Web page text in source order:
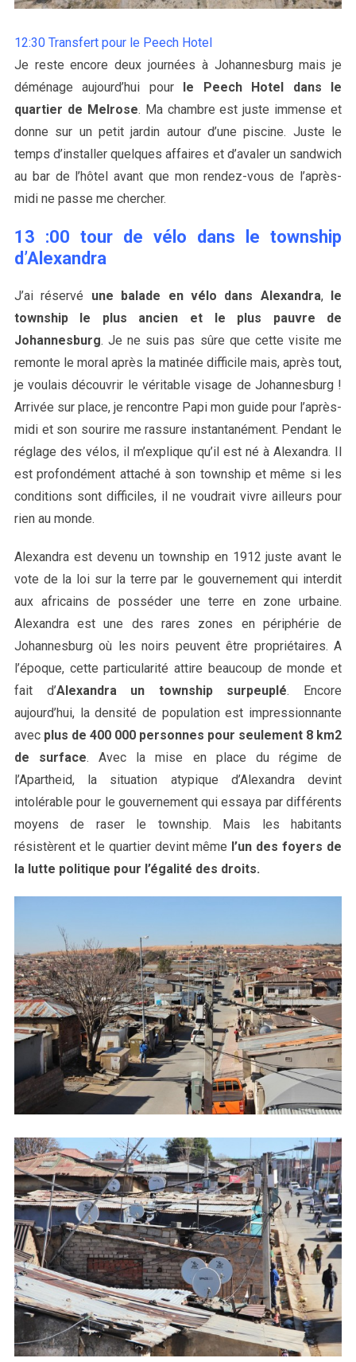
12:30 Transfert pour le Peech Hotel
Je reste encore deux journées à Johannesburg mais je
déménage aujourd’hui pour le Peech Hotel dans le
quartier de Melrose. Ma chambre est juste immense et
donne sur un petit jardin autour d’une piscine. Juste le
temps d’installer quelques affaires et d’avaler un sandwich
au bar de l’hôtel avant que mon rendez-vous de l’après-
midi ne passe me chercher.
13 :00 tour de vélo dans le township
d’Alexandra
J’ai réservé une balade en vélo dans Alexandra, le
township le plus ancien et le plus pauvre de
Johannesburg. Je ne suis pas sûre que cette visite me
remonte le moral après la matinée difficile mais, après tout,
je voulais découvrir le véritable visage de Johannesburg !
Arrivée sur place, je rencontre Papi mon guide pour l’après-
midi et son sourire me rassure instantanément. Pendant le
réglage des vélos, il m’explique qu’il est né à Alexandra. Il
est profondément attaché à son township et même si les
conditions sont difficiles, il ne voudrait vivre ailleurs pour
rien au monde.
Alexandra est devenu un township en 1912 juste avant le
vote de la loi sur la terre par le gouvernement qui interdit
aux africains de posséder une terre en zone urbaine.
Alexandra est une des rares zones en périphérie de
Johannesburg où les noirs peuvent être propriétaires. A
l’époque, cette particularité attire beaucoup de monde et
fait d’Alexandra un township surpeuplé. Encore
aujourd’hui, la densité de population est impressionnante
avec plus de 400 000 personnes pour seulement 8 km2
de surface. Avec la mise en place du régime de
l’Apartheid, la situation atypique d’Alexandra devint
intolérable pour le gouvernement qui essaya par différents
moyens de raser le township. Mais les habitants
résistèrent et le quartier devint même l’un des foyers de
la lutte politique pour l’égalité des droits.